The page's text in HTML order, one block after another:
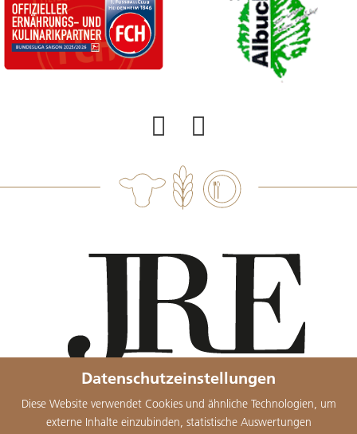
Datenschutzeinstellungen
Diese Website verwendet Cookies und ähnliche Technologien, um
externe Inhalte einzubinden, statistische Auswertungen